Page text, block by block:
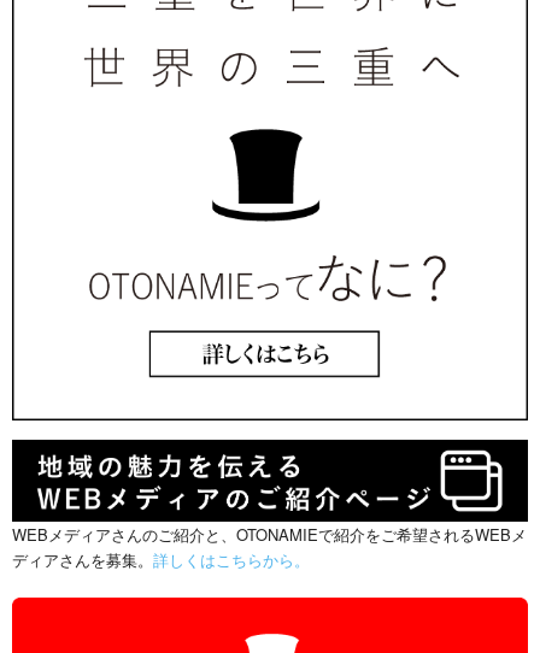
WEBメディアさんのご紹介と、OTONAMIEで紹介をご希望されるWEBメ
ディアさんを募集。 詳しくはこちらから。